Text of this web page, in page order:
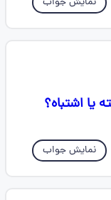
یا اشتباه؟
نمایش جواب